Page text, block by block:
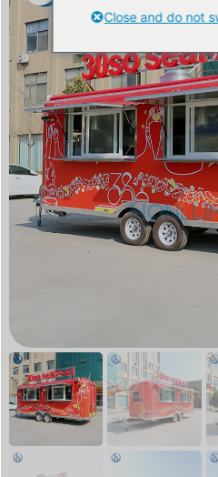
Close and do not